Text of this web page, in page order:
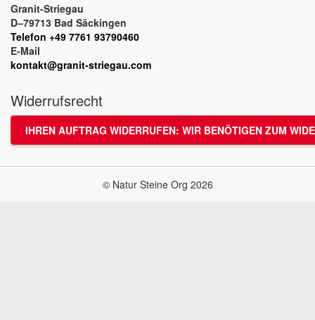
Granit-Striegau
D–79713 Bad Säckingen
Telefon +49 7761 93790460
E-Mail
kontakt@granit-striegau.com
Widerrufsrecht
IHREN AUFTRAG WIDERRUFEN: WIR BENÖTIGEN ZUM
© Natur Steine Org 2026